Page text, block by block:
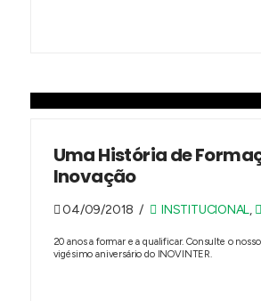
Uma História de
Inovação
04/09/2018 INSTITUCIONAL,
20 anos a formar e a qualificar. Consulte o
vigésimo aniversário do INOVINTER.